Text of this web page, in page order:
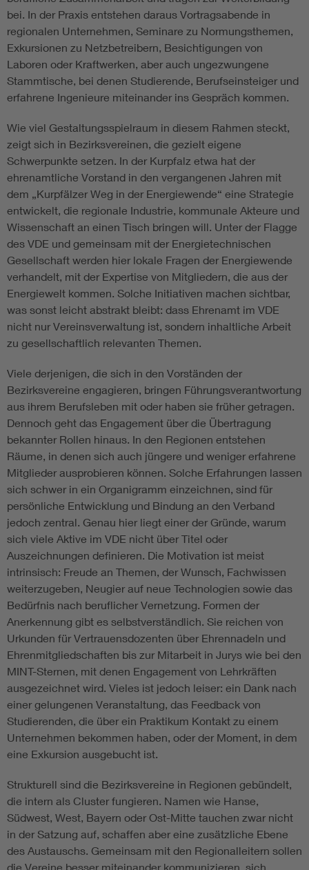
bei. In der Praxis entstehen daraus Vortragsabende in
regionalen Unternehmen, Seminare zu Normungsthemen,
Exkursionen zu Netzbetreibern, Besichtigungen von
Laboren oder Kraftwerken, aber auch ungezwungene
Stammtische, bei denen Studierende, Berufseinsteiger und
erfahrene Ingenieure miteinander ins Gespräch kommen.
Wie viel Gestaltungsspielraum in diesem Rahmen steckt,
zeigt sich in Bezirksvereinen, die gezielt eigene
Schwerpunkte setzen. In der Kurpfalz etwa hat der
ehrenamtliche Vorstand in den vergangenen Jahren mit
dem „Kurpfälzer Weg in der Energiewende“ eine Strategie
entwickelt, die regionale Industrie, kommunale Akteure und
Wissenschaft an einen Tisch bringen will. Unter der Flagge
des VDE und gemeinsam mit der Energietechnischen
Gesellschaft werden hier lokale Fragen der Energiewende
verhandelt, mit der Expertise von Mitgliedern, die aus der
Energiewelt kommen. Solche Initiativen machen sichtbar,
was sonst leicht abstrakt bleibt: dass Ehrenamt im VDE
nicht nur Vereinsverwaltung ist, sondern inhaltliche Arbeit
zu gesellschaftlich relevanten Themen.
Viele derjenigen, die sich in den Vorständen der
Bezirksvereine engagieren, bringen Führungsverantwortung
aus ihrem Berufsleben mit oder haben sie früher getragen.
Dennoch geht das Engagement über die Übertragung
bekannter Rollen hinaus. In den Regionen entstehen
Räume, in denen sich auch jüngere und weniger erfahrene
Mitglieder ausprobieren können. Solche Erfahrungen lassen
sich schwer in ein Organigramm einzeichnen, sind für
persönliche Entwicklung und Bindung an den Verband
jedoch zentral. Genau hier liegt einer der Gründe, warum
sich viele Aktive im VDE nicht über Titel oder
Auszeichnungen definieren. Die Motivation ist meist
intrinsisch: Freude an Themen, der Wunsch, Fachwissen
weiterzugeben, Neugier auf neue Technologien sowie das
Bedürfnis nach beruflicher Vernetzung. Formen der
Anerkennung gibt es selbstverständlich. Sie reichen von
Urkunden für Vertrauensdozenten über Ehrennadeln und
Ehrenmitgliedschaften bis zur Mitarbeit in Jurys wie bei den
MINT-Sternen, mit denen Engagement von Lehrkräften
ausgezeichnet wird. Vieles ist jedoch leiser: ein Dank nach
einer gelungenen Veranstaltung, das Feedback von
Studierenden, die über ein Praktikum Kontakt zu einem
Unternehmen bekommen haben, oder der Moment, in dem
eine Exkursion ausgebucht ist.
Strukturell sind die Bezirksvereine in Regionen gebündelt,
die intern als Cluster fungieren. Namen wie Hanse,
Südwest, West, Bayern oder Ost-Mitte tauchen zwar nicht
in der Satzung auf, schaffen aber eine zusätzliche Ebene
des Austauschs. Gemeinsam mit den Regionalleitern sollen
die Vereine besser miteinander kommunizieren, sich